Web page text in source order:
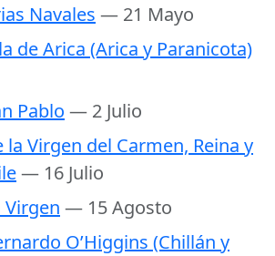
Navales — 21 Mayo
de Arica (Arica y Paranicota)
Pablo — 2 Julio
Virgen del Carmen, Reina y
— 16 Julio
— 15 Agosto
O’Higgins (Chillán y